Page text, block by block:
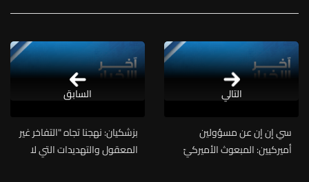
التالي
سي إن إن عن مسؤولين
أميركيين: المبعوث الأميركيّ
بزشكيان: نهجنا تجاه "التفاخر غير
المعقول والتهديدات التي لا
السابق